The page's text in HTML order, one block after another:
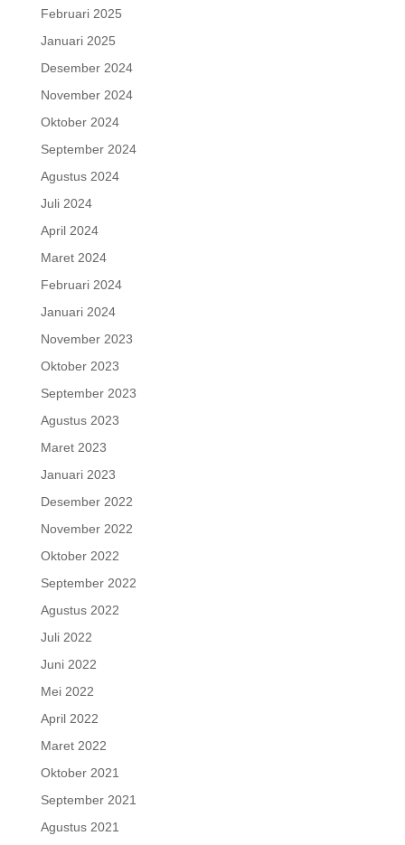
Februari 2025
Januari 2025
Desember 2024
November 2024
Oktober 2024
September 2024
Agustus 2024
Juli 2024
April 2024
Maret 2024
Februari 2024
Januari 2024
November 2023
Oktober 2023
September 2023
Agustus 2023
Maret 2023
Januari 2023
Desember 2022
November 2022
Oktober 2022
September 2022
Agustus 2022
Juli 2022
Juni 2022
Mei 2022
April 2022
Maret 2022
Oktober 2021
September 2021
Agustus 2021